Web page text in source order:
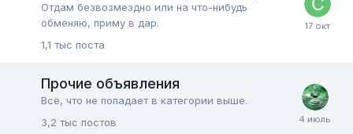
Отдам безвозмездно или на что-нибудь
обменяю, приму в дар.
1,1 тыс поста
Прочие объявления
Всё, что не попадает в категории выше.
3,2 тыс постов